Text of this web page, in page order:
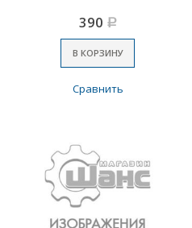
390 Р
В КОРЗИНУ
Сравнить